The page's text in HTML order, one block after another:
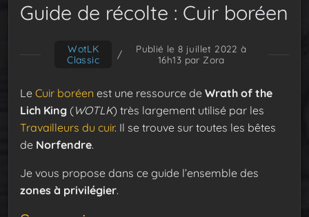
Guide de récolte : Cuir boréen
WotLK
Classic
/
Publié le 8 juillet 2022 à
16h13 par Zora
Le Cuir boréen est une ressource de Wrath of the
Lich King (WOTLK) très largement utilisé par les
Travailleurs du cuir. Il se trouve sur toutes les bêtes
de Norfendre.
Je vous propose dans ce guide l’ensemble des
zones à privilégier.